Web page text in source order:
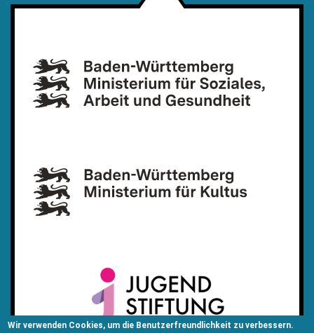
Wir verwenden Cookies, um die Benutzerfreundlichkeit zu verbessern.